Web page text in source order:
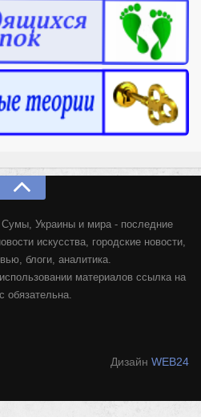
Сумы, Украины и мира - последние
искусства, городские новости,
блоги, аналитика.
материалов ссылка на
обязательна.
Дизайн WEB24